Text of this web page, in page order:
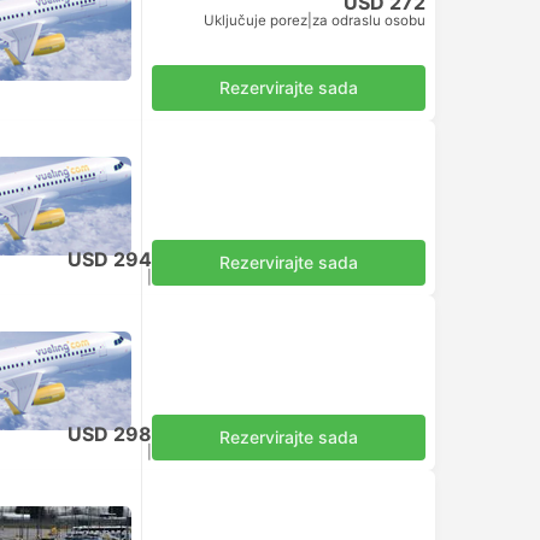
Uključuje porez za odraslu osobu
Rezervirajte sada
USD 294 Rezervirajte sada
USD 298 Rezervirajte sada